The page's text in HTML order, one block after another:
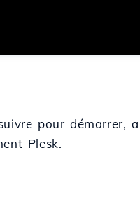
pour démarrer,
Plesk.